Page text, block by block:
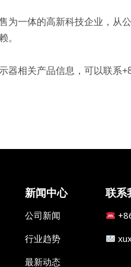
为一体的高新科技企业，从
。
器相关产品信息，可以联系
新闻中心
公司新闻
行业趋势
最新动态
联系